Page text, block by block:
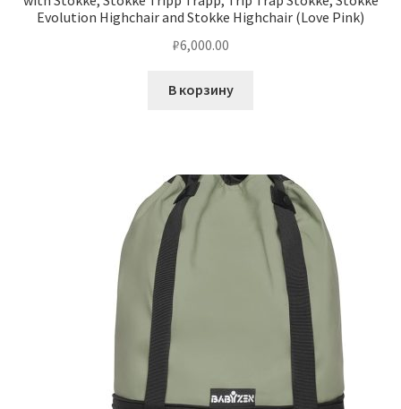
Evolution Highchair and Stokke Highchair (Love Pink)
₽6,000.00
В корзину